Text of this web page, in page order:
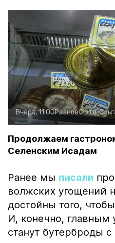
Вчера, 11:00РазноеФото:
Продолжаем
Селенским Исадам
Ранее мы писали
волжских угощений
достойны того,
И, конечно, главным
станут бутерброды